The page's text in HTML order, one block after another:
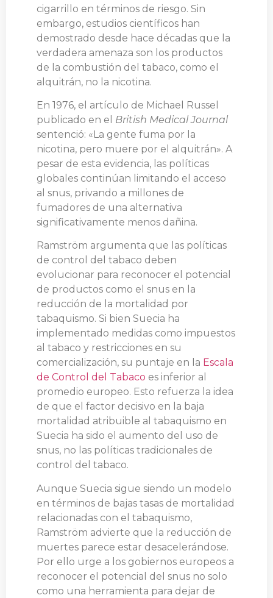
cigarrillo en términos de riesgo. Sin
embargo, estudios científicos han
demostrado desde hace décadas que la
verdadera amenaza son los productos
de la combustión del tabaco, como el
alquitrán, no la nicotina.
En 1976, el artículo de Michael Russel
publicado en el British Medical Journal
sentenció: «La gente fuma por la
nicotina, pero muere por el alquitrán». A
pesar de esta evidencia, las políticas
globales continúan limitando el acceso
al snus, privando a millones de
fumadores de una alternativa
significativamente menos dañina.
Ramström argumenta que las políticas
de control del tabaco deben
evolucionar para reconocer el potencial
de productos como el snus en la
reducción de la mortalidad por
tabaquismo. Si bien Suecia ha
implementado medidas como impuestos
al tabaco y restricciones en su
comercialización, su puntaje en la Escala
de Control del Tabaco es inferior al
promedio europeo. Esto refuerza la idea
de que el factor decisivo en la baja
mortalidad atribuible al tabaquismo en
Suecia ha sido el aumento del uso de
snus, no las políticas tradicionales de
control del tabaco.
Aunque Suecia sigue siendo un modelo
en términos de bajas tasas de mortalidad
relacionadas con el tabaquismo,
Ramström advierte que la reducción de
muertes parece estar desacelerándose.
Por ello urge a los gobiernos europeos a
reconocer el potencial del snus no solo
como una herramienta para dejar de